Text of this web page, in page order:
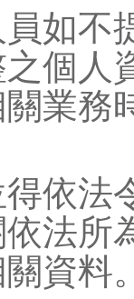
如不
個人
業務
依法
法所
資料